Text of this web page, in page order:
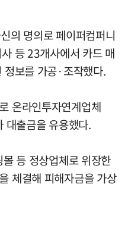
의 명의로 페이퍼컴퍼니
등 23개사에서 카드 매
정보를 가공·조작했다.
온라인투자연계업체
대출금을 유용했다.
등 정상업체로 위장한
체결해 피해자금을 가상